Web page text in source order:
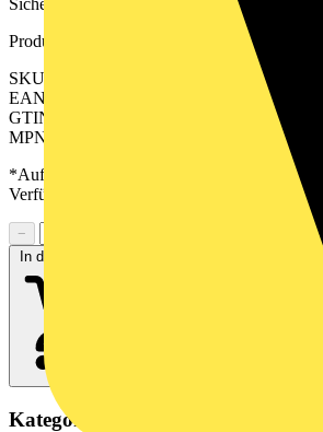
Sicherungseinsatz.
Produktkennzeichen
SKU: 2562030000
EAN: 04050118570502
GTIN: 04050118570502
MPN: WFS 4 60-150V BL
*Auf Anfrage verfügbar - bitte in den
Verfügbarkeit zu prüfen
−
In den Warenkorb
Kategorien